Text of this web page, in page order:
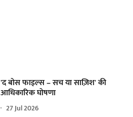
'द बोस फाइल्स – सच या साज़िश' की
आधिकारिक घोषणा
27 Jul 2026